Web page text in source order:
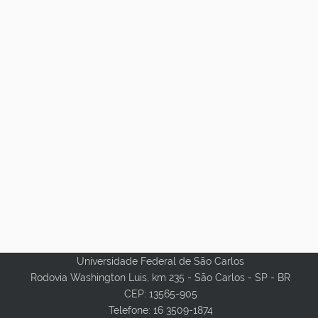
Universidade Federal de São Carlos
Rodovia Washington Luis, km 235 - São Carlos - SP - BR
CEP: 13565-905
Telefone: 16 3509-1874